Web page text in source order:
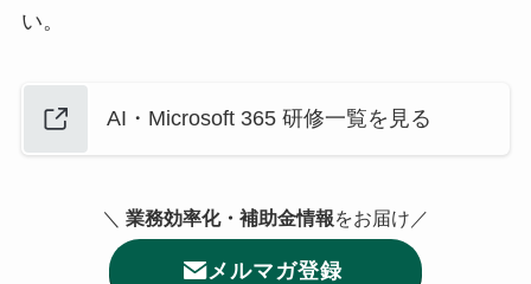
い。
AI・Microsoft 365 研修一覧を見る
＼ 業務効率化・補助金情報をお届け／
メルマガ登録